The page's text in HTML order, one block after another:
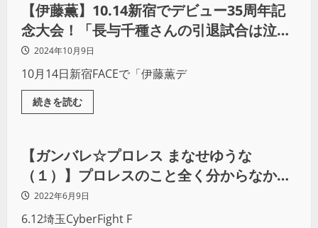
【伊藤薫】10.14新宿でデビュー35周年記
念大会！「長与千種さんの引退試合は泣き
ながらグッズ販売していました」（前編）
2024年10月9日
10月14日新宿FACEで「伊藤薫デ
続きを読む
プロレス
【ガンバレ☆プロレス まなせゆうな
（１）】プロレスのこと全く分からなかっ
たけど、当時はアクション女優になりたか
ったので「はい、やります」と。￼
2022年6月9日
6.12埼玉CyberFight F